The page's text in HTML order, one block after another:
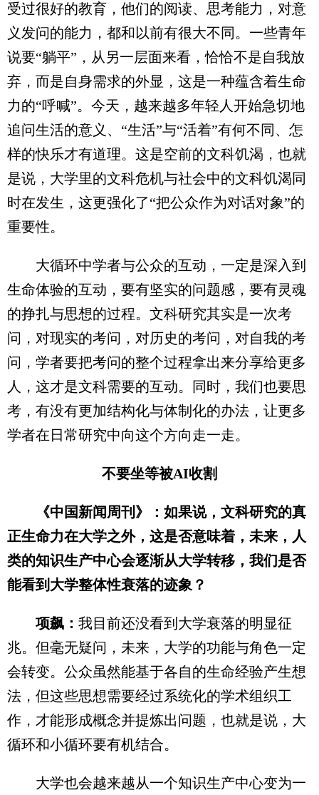
受过很好的教育，他们的阅读、思考能力，对意
义发问的能力，都和以前有很大不同。一些青年
说要“躺平”，从另一层面来看，恰恰不是自我放
弃，而是自身需求的外显，这是一种蕴含着生命
力的“呼喊”。今天，越来越多年轻人开始急切地
追问生活的意义、“生活”与“活着”有何不同、怎
样的快乐才有道理。这是空前的文科饥渴，也就
是说，大学里的文科危机与社会中的文科饥渴同
时在发生，这更强化了“把公众作为对话对象”的
重要性。
大循环中学者与公众的互动，一定是深入到
生命体验的互动，要有坚实的问题感，要有灵魂
的挣扎与思想的过程。文科研究其实是一次考
问，对现实的考问，对历史的考问，对自我的考
问，学者要把考问的整个过程拿出来分享给更多
人，这才是文科需要的互动。同时，我们也要思
考，有没有更加结构化与体制化的办法，让更多
学者在日常研究中向这个方向走一走。
不要坐等被AI收割
《中国新闻周刊》：如果说，文科研究的真
正生命力在大学之外，这是否意味着，未来，人
类的知识生产中心会逐渐从大学转移，我们是否
能看到大学整体性衰落的迹象？
项飙： 我目前还没看到大学衰落的明显征
兆。但毫无疑问，未来，大学的功能与角色一定
会转变。公众虽然能基于各自的生命经验产生想
法，但这些思想需要经过系统化的学术组织工
作，才能形成概念并提炼出问题，也就是说，大
循环和小循环要有机结合。
大学也会越来越从一个知识生产中心变为一